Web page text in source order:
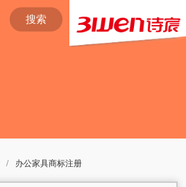
搜索
/ 办公家具商标注册